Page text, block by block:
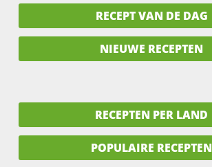
RECEPT VAN DE DAG
NIEUWE RECEPTEN
RECEPTEN PER LAND
POPULAIRE RECEPTEN